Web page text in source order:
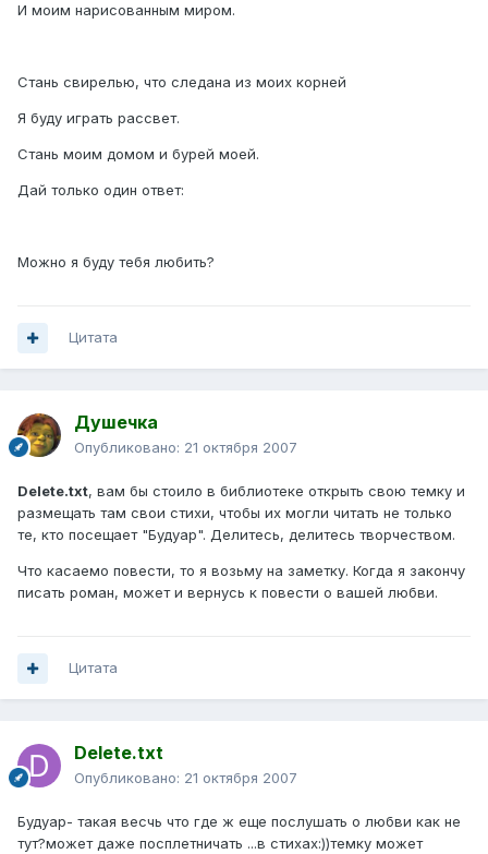
И моим нарисованным миром.
Стань свирелью, что следана из моих корней
Я буду играть рассвет.
Стань моим домом и бурей моей.
Дай только один ответ:
Можно я буду тебя любить?
Цитата
Душечка
Опубликовано: 21 октября 2007
Delete.txt, вам бы стоило в библиотеке открыть свою темку и
размещать там свои стихи, чтобы их могли читать не только
те, кто посещает "Будуар". Делитесь, делитесь творчеством.
Что касаемо повести, то я возьму на заметку. Когда я закончу
писать роман, может и вернусь к повести о вашей любви.
Цитата
Delete.txt
Опубликовано: 21 октября 2007
Будуар- такая весчь что где ж еще послушать о любви как не
тут?может даже посплетничать ...в стихах:))темку может